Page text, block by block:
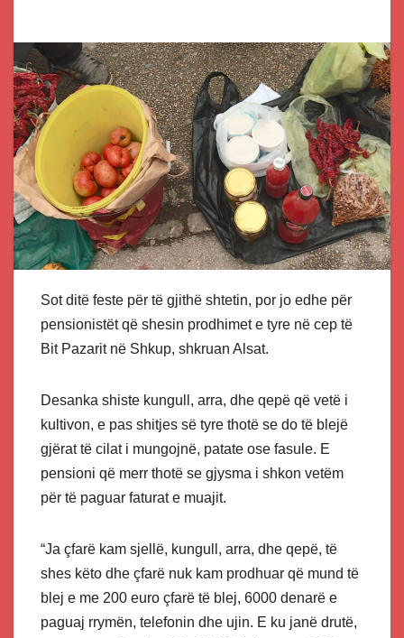
Sot ditë feste për të gjithë shtetin, por jo edhe për
pensionistët që shesin prodhimet e tyre në cep të
Bit Pazarit në Shkup, shkruan Alsat.
Desanka shiste kungull, arra, dhe qepë që vetë i
kultivon, e pas shitjes së tyre thotë se do të blejë
gjërat të cilat i mungojnë, patate ose fasule. E
pensioni që merr thotë se gjysma i shkon vetëm
për të paguar faturat e muajit.
“Ja çfarë kam sjellë, kungull, arra, dhe qepë, të
shes këto dhe çfarë nuk kam prodhuar që mund të
blej e me 200 euro çfarë të blej, 6000 denarë e
paguaj rrymën, telefonin dhe ujin. E ku janë drutë,